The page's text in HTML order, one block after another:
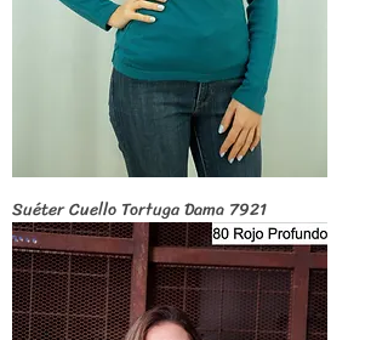
Suéter Cuello Tortuga Dama 7921